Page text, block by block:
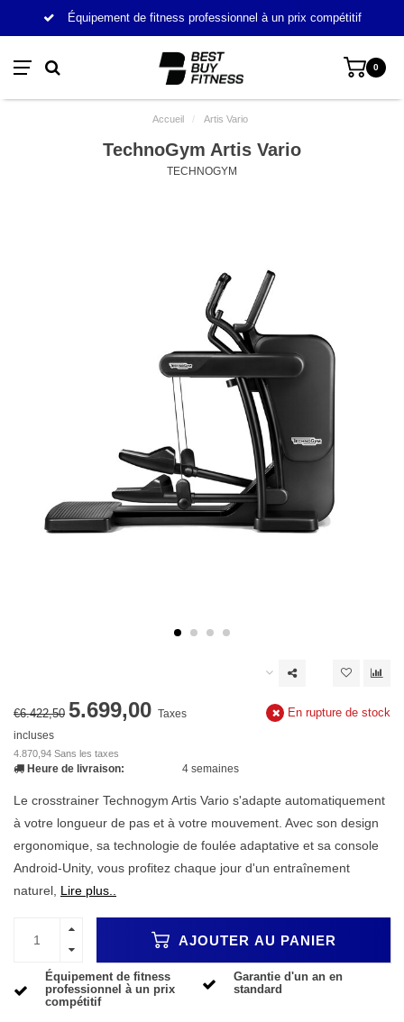
Équipement de fitness professionnel à un prix compétitif
0
Accueil / Artis Vario
TechnoGym Artis Vario
TECHNOGYM
€6.422,50 5.699,00 Taxes
incluses
4.870,94 Sans les taxes
En rupture de stock
Heure de livraison: 4 semaines
Le crosstrainer Technogym Artis Vario s'adapte automatiquement
à votre longueur de pas et à votre mouvement. Avec son design
ergonomique, sa technologie de foulée adaptative et sa console
Android-Unity, vous profitez chaque jour d'un entraînement
naturel, Lire plus..
AJOUTER AU PANIER
Équipement de fitness
professionnel à un prix
compétitif
Garantie d'un an en
standard